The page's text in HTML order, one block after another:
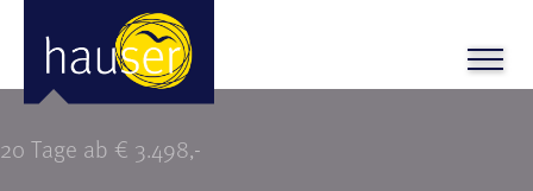
Mauritius + SüdAFRIKA
20 Tage ab € 3.498,-